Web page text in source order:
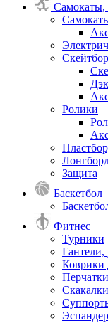
Самокаты,
Ролики
Защита
Баскетбол
Фитнес
Турники
Гантели,
Коврики
Скакалки